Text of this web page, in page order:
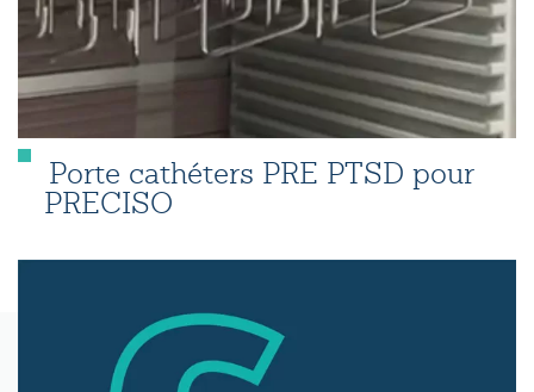
Porte cathéters PRE PTSD pour
PRECISO